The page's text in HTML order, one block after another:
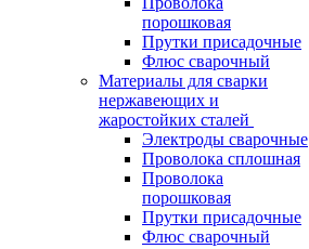
порошковая
Прутки присадочные
Флюс сварочный
Материалы для сварки
нержавеющих и
жаростойких сталей
Электроды сварочные
Проволока сплошная
Проволока
порошковая
Прутки присадочные
Флюс сварочный